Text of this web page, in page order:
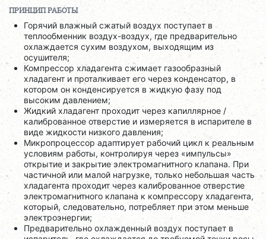
ПРИНЦИП РАБОТЫ
Горячий влажный сжатый воздух поступает в
теплообменник воздух-воздух, где предварительно
охлаждается сухим воздухом, выходящим из
осушителя;
Компрессор хладагента сжимает газообразный
хладагент и проталкивает его через конденсатор, в
котором он конденсируется в жидкую фазу под
высоким давлением;
Жидкий хладагент проходит через капиллярное /
калиброванное отверстие и измеряется в испарителе в
виде жидкости низкого давления;
Микропроцессор адаптирует рабочий цикл к реальным
условиям работы, контролируя через «импульсы»
открытие и закрытие электромагнитного клапана. При
частичной или малой нагрузке, только небольшая часть
хладагента проходит через калиброванное отверстие
электромагнитного клапана к компрессору хладагента,
который, следовательно, потребляет при этом меньше
электроэнергии;
Предварительно охлажденный воздух поступает в